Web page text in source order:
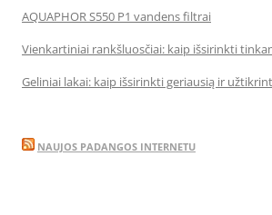
AQUAPHOR S550 P1 vandens filtrai
Vienkartiniai rankšluosčiai: kaip išsirinkti
Geliniai lakai: kaip išsirinkti geriausią ir
NAUJOS PADANGOS INTERNETU